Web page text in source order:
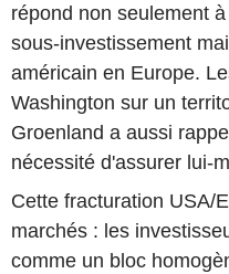
répond non seulement
sous-investissement
américain en Europe.
Washington sur un
Groenland a aussi
nécessité d'assurer lui-
Cette fracturation USA/
marchés : les
comme un bloc